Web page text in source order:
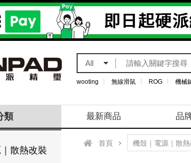
All
wooting 無線滑鼠 ROG 機械
類 最新商品 品
散熱改裝
首頁